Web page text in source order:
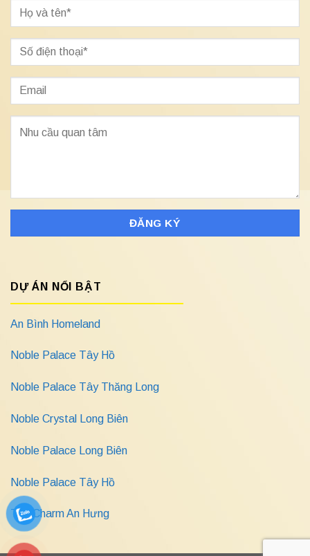
DỰ ÁN NỔI BẬT
An Bình Homeland
Noble Palace Tây Hồ
Noble Palace Tây Thăng Long
Noble Crystal Long Biên
Noble Palace Long Biên
Noble Palace Tây Hồ
The Charm An Hưng